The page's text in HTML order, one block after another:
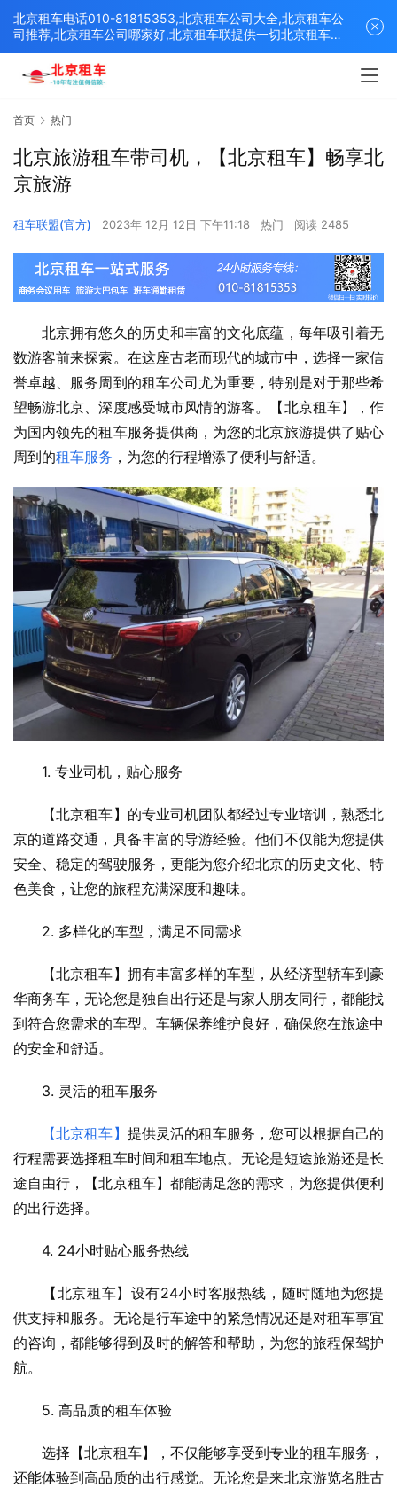
首页 热门
北京旅游租车带司机，【北京租车】畅享北
京旅游
租车联盟(官方) 2023年 12月 12日 下午11:18 热门 阅读 2485
北京拥有悠久的历史和丰富的文化底蕴，每年吸引着无
数游客前来探索。在这座古老而现代的城市中，选择一家信
誉卓越、服务周到的租车公司尤为重要，特别是对于那些希
望畅游北京、深度感受城市风情的游客。【北京租车】，作
为国内领先的租车服务提供商，为您的北京旅游提供了贴心
周到的租车服务 ，为您的行程增添了便利与舒适。
1. 专业司机，贴心服务
【北京租车】的专业司机团队都经过专业培训，熟悉北
京的道路交通，具备丰富的导游经验。他们不仅能为您提供
安全、稳定的驾驶服务，更能为您介绍北京的历史文化、特
色美食，让您的旅程充满深度和趣味。
2. 多样化的车型，满足不同需求
【北京租车】拥有丰富多样的车型，从经济型轿车到豪
华商务车，无论您是独自出行还是与家人朋友同行，都能找
到符合您需求的车型。车辆保养维护良好，确保您在旅途中
的安全和舒适。
3. 灵活的租车服务
【北京租车】 提供灵活的租车服务，您可以根据自己的
行程需要选择租车时间和租车地点。无论是短途旅游还是长
途自由行，【北京租车】都能满足您的需求，为您提供便利
的出行选择。
4. 24小时贴心服务热线
【北京租车】设有24小时客服热线，随时随地为您提
供支持和服务。无论是行车途中的紧急情况还是对租车事宜
的咨询，都能够得到及时的解答和帮助，为您的旅程保驾护
航。
5. 高品质的租车体验
选择【北京租车】，不仅能够享受到专业的租车服务，
还能体验到高品质的出行感觉。无论您是来北京游览名胜古
北京租车电话010-81815353,北京租车公司大全,北京租车公
司推荐,北京租车公司哪家好,北京租车联提供一切北京租车解
决方案,打造北京优质的租车平台！